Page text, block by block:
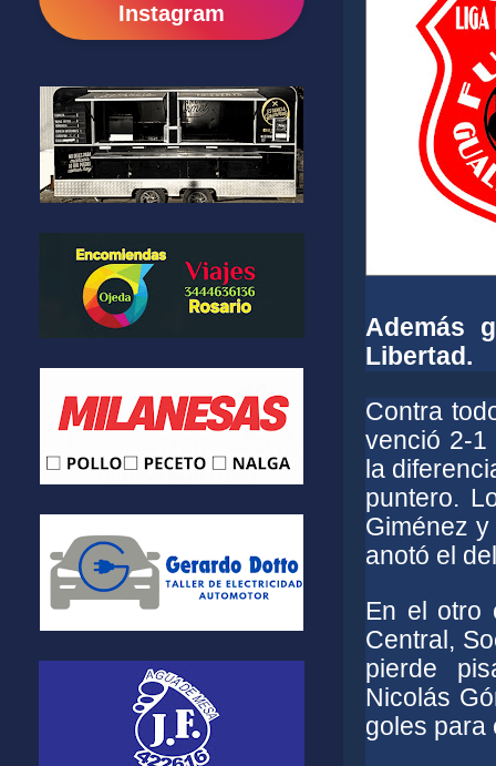
Además
Libertad.
Contra
venció 2-1
la
puntero.
Giménez
anotó el
En el otro
Central,
pierde
Nicolás
goles para
Instagram